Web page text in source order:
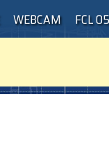
WEBCAM FCL